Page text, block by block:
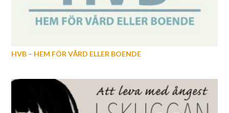
HVB – HEM FÖR VÅRD ELLER BOENDE